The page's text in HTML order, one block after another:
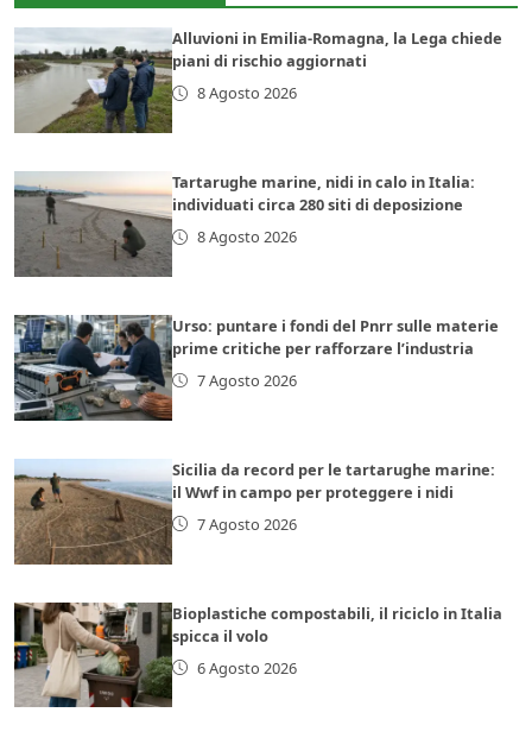
Alluvioni in Emilia-Romagna, la Lega chiede
piani di rischio aggiornati
8 Agosto 2026
Tartarughe marine, nidi in calo in Italia:
individuati circa 280 siti di deposizione
8 Agosto 2026
Urso: puntare i fondi del Pnrr sulle materie
prime critiche per rafforzare l’industria
7 Agosto 2026
Sicilia da record per le tartarughe marine:
il Wwf in campo per proteggere i nidi
7 Agosto 2026
Bioplastiche compostabili, il riciclo in Italia
spicca il volo
6 Agosto 2026